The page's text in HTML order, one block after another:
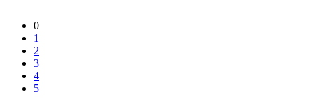
0
1
2
3
4
5